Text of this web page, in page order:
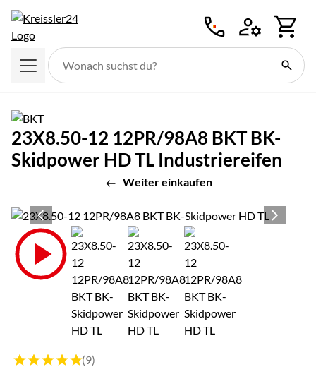
23X8.50-12 12PR/98A8 BKT BK-
Skidpower HD TL Industriereifen
Weiter einkaufen
Produktgalerie
Zur Kaufbox springen
Bewertung: 5 von 5 (9 Bewertungen)
(9)